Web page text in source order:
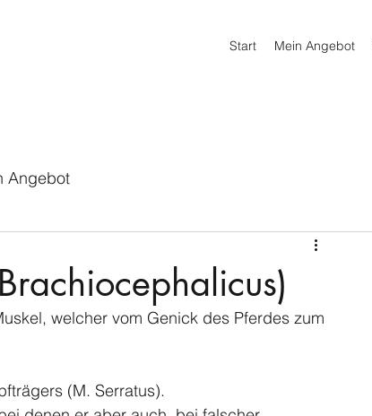
Start Mein Angebot
Angebot
welcher vom Genick des Pferdes zum
(M. Serratus).